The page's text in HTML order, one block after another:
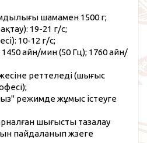
шамамен 1500 г;
19-21 г/с;
10-12 г/с;
айн/мин (50 Гц); 1760 айн/
реттеледі (шығыс
режимде жұмыс істеуге
шығысты тазалау
пайдаланып жүзеге